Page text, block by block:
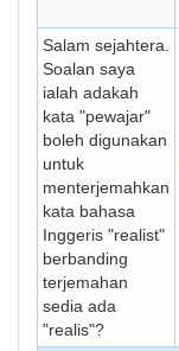
Salam sejahtera.
Soalan saya
ialah adakah
kata "pewajar"
boleh digunakan
untuk
menterjemahkan
kata bahasa
Inggeris "realist"
berbanding
terjemahan
sedia ada
"realis"?